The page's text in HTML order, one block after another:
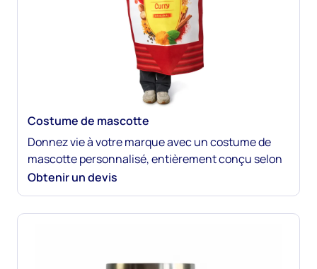
Costume de mascotte
Donnez vie à votre marque avec un costume de
mascotte personnalisé, entièrement conçu selon
vos spécifications. De la conception du
personnage et des matériaux aux caractéristiques
de confort telles que la ventilation et les parties
sportives ou les campagnes promotionnelles, nos
Obtenir un devis